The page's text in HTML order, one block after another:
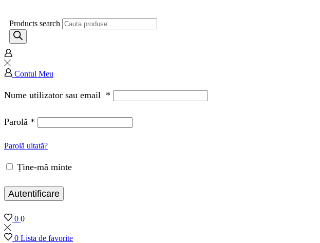
Products search
Contul Meu
Nume utilizator sau email *
Parolă *
Parolă uitată?
Ține-mă minte
Autentificare
0 0
0 Lista de favorite